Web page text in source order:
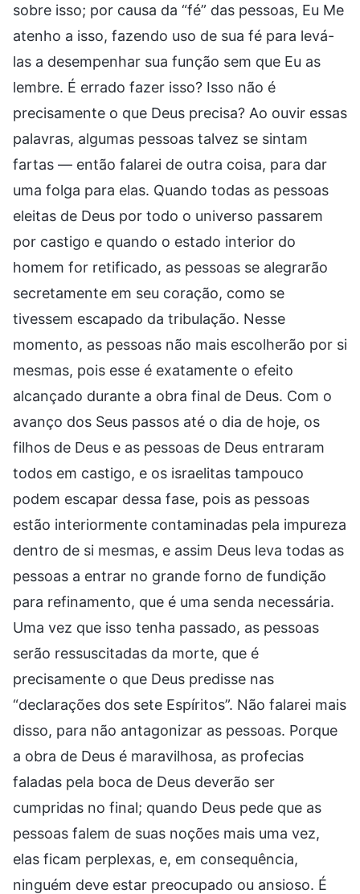
sobre isso; por causa da “fé” das pessoas, Eu Me
atenho a isso, fazendo uso de sua fé para levá-
las a desempenhar sua função sem que Eu as
lembre. É errado fazer isso? Isso não é
precisamente o que Deus precisa? Ao ouvir essas
palavras, algumas pessoas talvez se sintam
fartas — então falarei de outra coisa, para dar
uma folga para elas. Quando todas as pessoas
eleitas de Deus por todo o universo passarem
por castigo e quando o estado interior do
homem for retificado, as pessoas se alegrarão
secretamente em seu coração, como se
tivessem escapado da tribulação. Nesse
momento, as pessoas não mais escolherão por si
mesmas, pois esse é exatamente o efeito
alcançado durante a obra final de Deus. Com o
avanço dos Seus passos até o dia de hoje, os
filhos de Deus e as pessoas de Deus entraram
todos em castigo, e os israelitas tampouco
podem escapar dessa fase, pois as pessoas
estão interiormente contaminadas pela impureza
dentro de si mesmas, e assim Deus leva todas as
pessoas a entrar no grande forno de fundição
para refinamento, que é uma senda necessária.
Uma vez que isso tenha passado, as pessoas
serão ressuscitadas da morte, que é
precisamente o que Deus predisse nas
“declarações dos sete Espíritos”. Não falarei mais
disso, para não antagonizar as pessoas. Porque
a obra de Deus é maravilhosa, as profecias
faladas pela boca de Deus deverão ser
cumpridas no final; quando Deus pede que as
pessoas falem de suas noções mais uma vez,
elas ficam perplexas, e, em consequência,
ninguém deve estar preocupado ou ansioso. É